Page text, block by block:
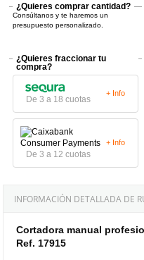
¿Quieres comprar cantidad?
Consúltanos y te haremos un
presupuesto personalizado.
¿Quieres fraccionar tu
compra?
De 3 a 18 cuotas
+ Info
De 3 a 12 cuotas
+ Info
INFORMACIÓN DETALLADA DE
Cortadora manual
Ref. 17915